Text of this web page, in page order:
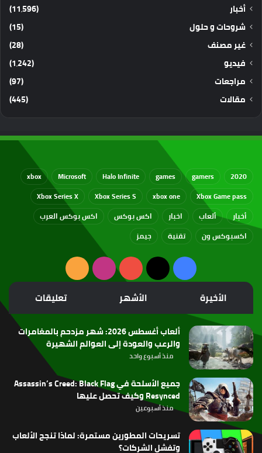
أخبار
(11٬596)
شروحات و حلول
(15)
غير مصنف
(28)
فيديو
(1٬242)
مراجعات
(97)
مقالات
(445)
2020
gamers
games
Halo Infinite
Microsoft
xbox
Xbox Game pass
xbox one
Xbox Series S
Xbox Series X
أخبار
ألعاب اخبار اكس بوكس
اكس بوكس العرب
اكسبوكس ون
تقنية جيمز
فيسبوك
‫X
‫YouTubeانستقرامملخص
الموقع
RSS
الأخيرة الأشهر تعليقات
ألعاب أغسطس 2026: شهر مزدحم بالمغامرات
والرعب والعودة إلى العوالم الشهيرة
منذ أسبوع واحد
جميع الأسلحة في Assassin’s Creed: Black Flag
Resynced وكيف تحصل عليها
منذ أسبوعين
تسريحات المطورين مستمرة: لماذا تنجح الألعاب
وتفشل الشركات؟